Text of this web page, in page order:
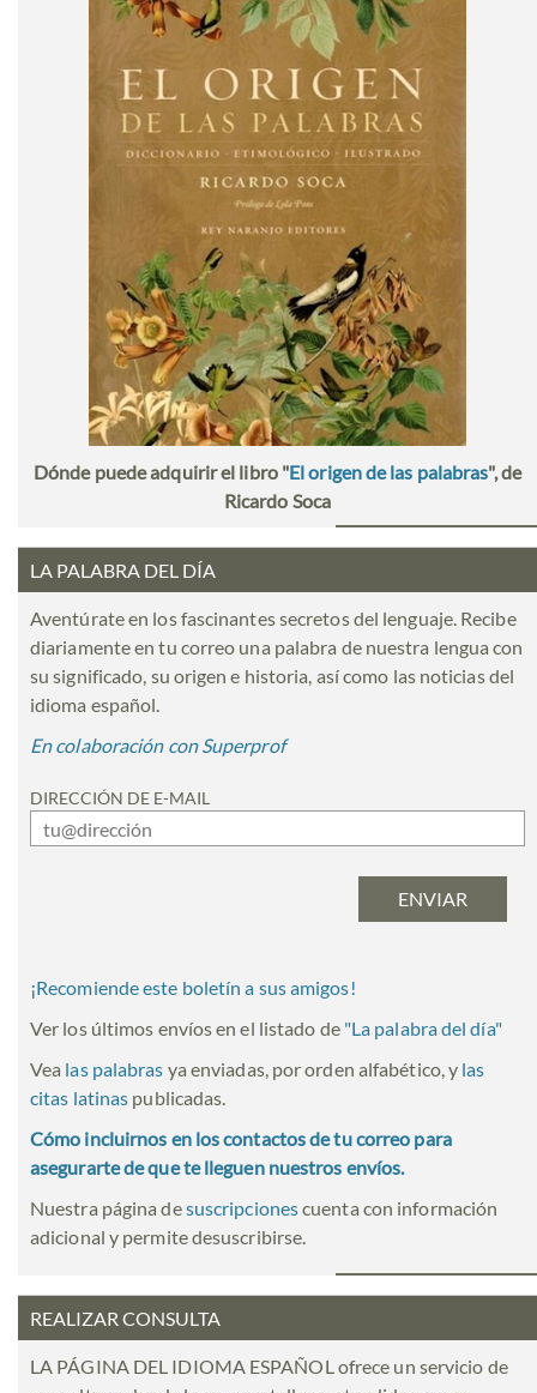
Dónde puede adquirir el libro "El origen de las palabras", de
Ricardo Soca
LA PALABRA DEL DÍA
Aventúrate en los fascinantes secretos del lenguaje. Recibe
diariamente en tu correo una palabra de nuestra lengua con
su significado, su origen e historia, así como las noticias del
idioma español.
En colaboración con Superprof
DIRECCIÓN DE E-MAIL
¡Recomiende este boletín a sus amigos!
Ver los últimos envíos en el listado de "La palabra del día"
Vea las palabras ya enviadas, por orden alfabético, y las
citas latinas publicadas.
Cómo incluirnos en los contactos de tu correo para
asegurarte de que te lleguen nuestros envíos.
Nuestra página desuscripcionescuenta con información
adicional y permite desuscribirse.
REALIZAR CONSULTA
LA PÁGINA DEL IDIOMA ESPAÑOL ofrece un servicio de